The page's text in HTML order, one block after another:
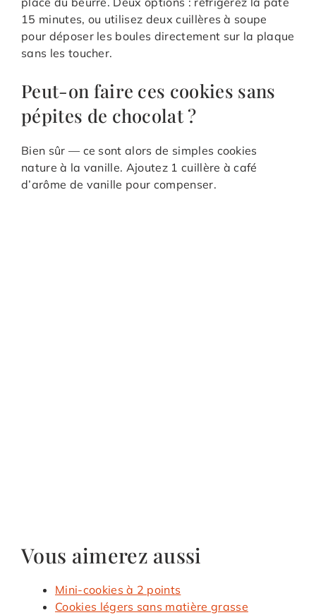
15 minutes, ou utilisez deux cuillères à soupe
pour déposer les boules directement sur la plaque
sans les toucher.
Peut-on faire ces cookies sans
pépites de chocolat ?
Bien sûr — ce sont alors de simples cookies
nature à la vanille. Ajoutez 1 cuillère à café
d’arôme de vanille pour compenser.
Vous aimerez aussi
Mini-cookies à 2 points
Cookies légers sans matière grasse